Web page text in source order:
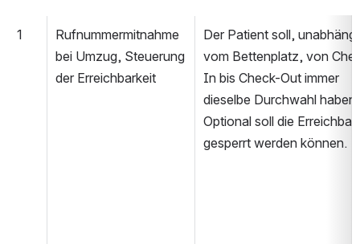
1
Rufnummermitnahme
bei Umzug, Steuerung
der Erreichbarkeit
Der Patient soll,
vom Bettenplatz, von
In bis Check-Out immer
dieselbe Durchwahl haben.
Optional soll die
gesperrt werden können.